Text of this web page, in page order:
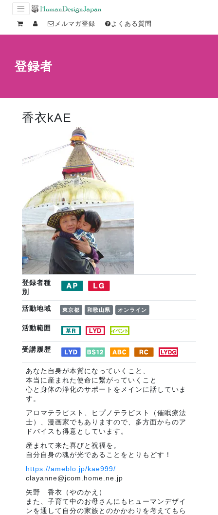
メルマガ登録 よくある質問
登録者
香衣kAE
登録者種
別
活動地域 東京都 和歌山県 オンライン
活動範囲
受講履歴
あなた自身が本質になっていくこと、
本当に産まれた使命に繋がっていくこと
心と身体の浄化のサポートをメインに話していま
す。
アロマテラピスト、ヒプノテラピスト（催眠療法
士）、漫画家でもありますので、多方面からのア
ドバイスも得意としています。
産まれて来た喜びと祝福を。
自分自身の魂が光であることをとりもどす！
https://ameblo.jp/kae999/
clayanne@jcom.home.ne.jp
矢野 香衣（やのかえ）
また、子育て中のお母さんにもヒューマンデザイ
ンを通して自分の家族とのかかわりを考えてもら